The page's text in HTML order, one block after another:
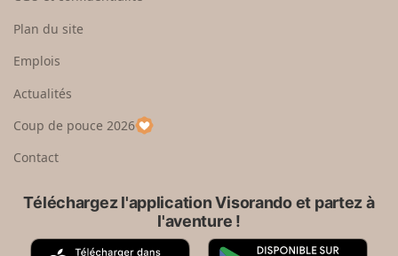
e
u
p
a
Plan du site
Emplois
Actualités
Coup de pouce 2026
Contact
Téléchargez l'application Visorando et partez à
l'aventure !
A G